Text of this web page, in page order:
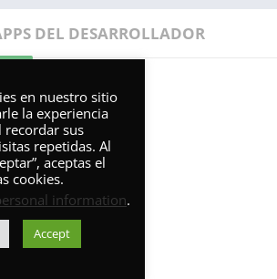
DEL DESARROLLADOR
Mira Icon
NARIK DESIGN
en nuestro sitio
la experiencia
recordar sus
repetidas. Al
aceptas el
cookies.
information.
Accept